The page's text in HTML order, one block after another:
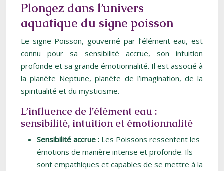
Plongez dans l’univers
aquatique du signe poisson
Le signe Poisson, gouverné par l’élément eau, est
connu pour sa sensibilité accrue, son intuition
profonde et sa grande émotionnalité. Il est associé à
la planète Neptune, planète de l’imagination, de la
spiritualité et du mysticisme.
L’influence de l’élément eau :
sensibilité, intuition et émotionnalité
Sensibilité accrue : Les Poissons ressentent les
émotions de manière intense et profonde. Ils
sont empathiques et capables de se mettre à la